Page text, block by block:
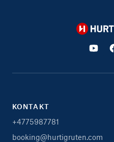
Hurtigruten
KONTAKT
+4775987781
booking@hurtigruten.com